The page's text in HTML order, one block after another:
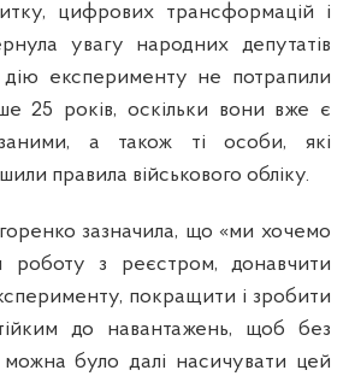
цифрових трансформацій і
увагу народних депутатів
експерименту не потрапили
25 років, оскільки вони вже є
а також ті особи, які
правила військового обліку.
зазначила, що «ми хочемо
роботу з реєстром, донавчити
покращити і зробити
до навантажень, щоб без
можна було далі насичувати цей